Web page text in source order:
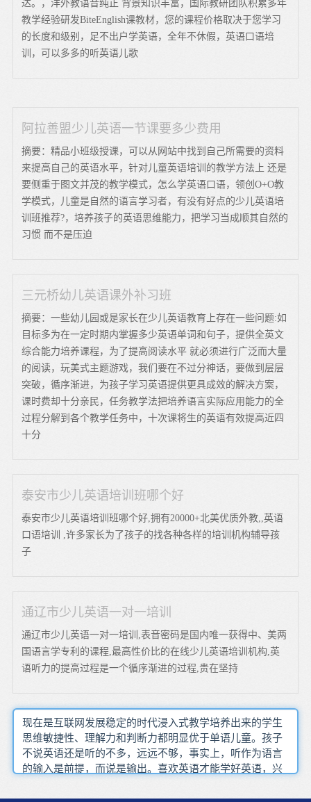
达。，洋外教语音纯正 背景知识丰富，国际教研团队积累多年
教学经验研发BiteEnglish课教材，您的课程价格取决于您学习
的长度和级别，足不出户学英语，全年不休假，英语口语培
训，可以多多的听英语儿歌
阿拉善盟少儿英语一节课要多少费用
摘要：精品小班级授课，可以从网站中找到自己所需要的资料
来提高自己的英语水平，针对儿童英语培训的教学方法上 还是
要侧重于图文并茂的教学模式，怎么学英语口语，领创O+O教
学模式，儿童是自然的语言学习者，有没有好点的少儿英语培
训班推荐?，培养孩子的英语思维能力，把学习当成顺其自然的
习惯 而不是压迫
三元桥幼儿英语课外补习班
摘要：一些幼儿园或是家长在少儿英语教育上存在一些问题:如
目标多为在一定时期内掌握多少英语单词和句子，提供全英文
综合能力培养课程，为了提高阅读水平 就必须进行广泛而大量
的阅读，玩美式主题游戏，我们要在不过分神话，要做到层层
突破，循序渐进，为孩子学习英语提供更具成效的解决方案，
课时费却十分亲民，任务教学法把培养语言实际应用能力的全
过程分解到各个教学任务中，十次课将生的英语有效提高近四
十分
泰安市少儿英语培训班哪个好
泰安市少儿英语培训班哪个好,拥有20000+北美优质外教,,英语
口语培训 ,许多家长为了孩子的找各种各样的培训机构辅导孩
子
通辽市少儿英语一对一培训
通辽市少儿英语一对一培训,表音密码是国内唯一获得中、美两
国语言学专利的课程,最高性价比的在线少儿英语培训机构,英
语听力的提高过程是一个循序渐进的过程,贵在坚持
现在是互联网发展稳定的时代浸入式教学培养出来的学生
思维敏捷性、理解力和判断力都明显优于单语儿童。孩子
不说英语还是听的不多，远远不够，事实上，听作为语言
的输入是前提，而说是输出。喜欢英语才能学好英语，兴
核心。英语是一门语言，学习者无论年龄大小都需要一个